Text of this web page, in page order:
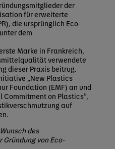
der
für erweiterte
die ursprünglich Eco-
dem
Marke in Frankreich,
verwendete
dieser Praxis beitrug.
„New Plastics
Foundation (EMF) an und
Commitment on Plastics”,
auf
des
von Eco-